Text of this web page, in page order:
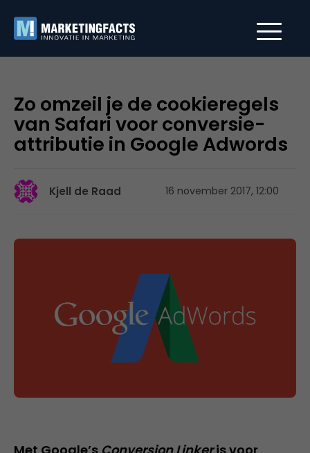
Zo omzeil je de cookieregels
van Safari voor conversie-
attributie in Google Adwords
Kjell de Raad 16 november 2017, 12:00